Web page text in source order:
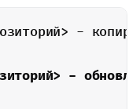
-
-